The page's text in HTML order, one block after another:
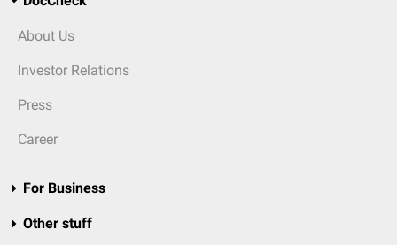
About Us
Investor Relations
Press
Career
For Business
Other stuff